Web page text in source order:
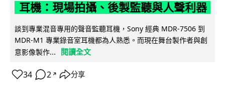
耳機：現場拍攝、後製監聽與人聲利器
談到專業混音專用的聲音監聽耳機，Sony 經典 MDR-7506 到
MDR-M1 專業錄音室耳機都為人熟悉。而現在舞台製作者與創
意影像製作...
閱讀全文
34 2 ↗ 分享